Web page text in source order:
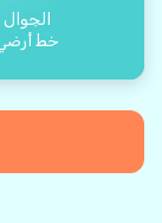
خط